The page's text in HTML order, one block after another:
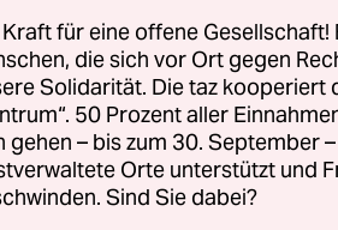
Stadt – als eines der
der Parteijugend
der Grünen und seit diesem
der Linken: Auf ihrem
großer Mehrheit einen
Flatrate“ bildet.
für eine offene Gesellschaft!
die sich vor Ort gegen
Solidarität. Die taz kooperiert
50 Prozent aller
gehen – bis zum 30. September
Orte unterstützt und
Sind Sie dabei?